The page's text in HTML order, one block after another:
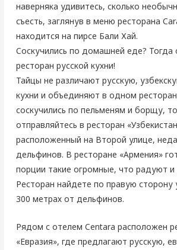
наверняка удивитесь, сколько
съесть, заглянув в меню ресторана
находится на пирсе Бали Хай.
Соскучились по домашней еде? Тогда
ресторан русской кухни!
Тайцы не различают русскую,
кухни и объединяют в одном
соскучились по пельменям и борщу,
отправляйтесь в ресторан
расположенный на Второй улице,
дельфинов. В ресторане «Армения»
порции такие огромные, что радуют и
Ресторан найдете по правую сторону
300 метрах от дельфинов.
Рядом с отелем Centara расположен
«Евразия», где предлагают русскую,